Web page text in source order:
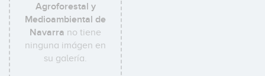
Agroforestal y
Medioambiental de
Navarra no tiene
ninguna imágen en
su galería.